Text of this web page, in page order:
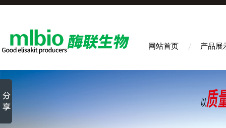
网站首页 产品展